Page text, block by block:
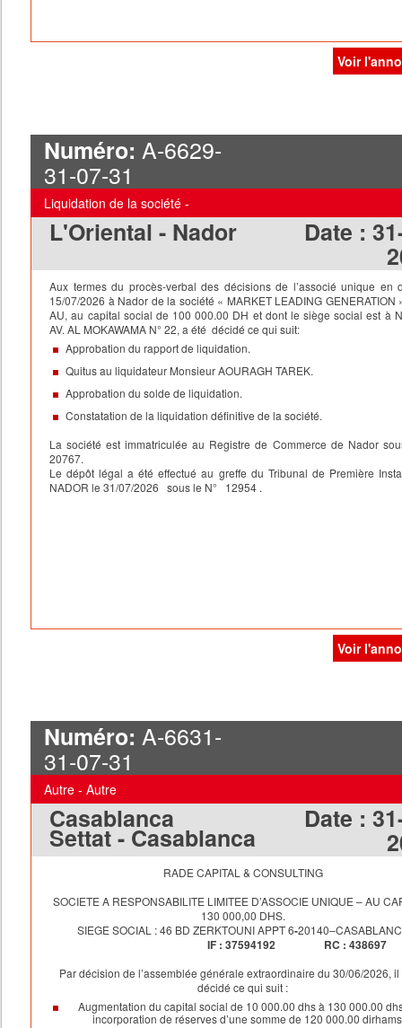
Voir
Numéro: A-6629-
31-07-31
Liquidation de la société -
L'Oriental - Nador Date :
Aux termes du procès-verbal des décisions de l’associé unique en
15/07/2026 à Nador de la société « MARKET LEADING GENERATION
AU, au capital social de 100 000.00 DH et dont le siège social est à
AV. AL MOKAWAMA N° 22, a été décidé ce qui suit:
Approbation du rapport de liquidation.
Quitus au liquidateur Monsieur AOURAGH TAREK.
Approbation du solde de liquidation.
Constatation de la liquidation définitive de la société.
La société est immatriculée au Registre de Commerce de Nador
20767.
Le dépôt légal a été effectué au greffe du Tribunal de Première
NADOR le 31/07/2026 sous le N° 12954 .
Voir
Numéro: A-6631-
31-07-31
Autre - Autre
Casablanca
Settat - Casablanca
Date :
RADE CAPITAL & CONSULTING
SOCIETE A RESPONSABILITE LIMITEE D’ASSOCIE UNIQUE – AU
130 000,00 DHS.
SIEGE SOCIAL :46 BD ZERKTOUNI APPT 6-20140–
IF : 37594192 RC : 438697
Par décision de l’assemblée générale extraordinaire du 30/06/2026,
décidé ce qui suit :
Augmentation du capital social de 10 000.00 dhs à 130 000.00
incorporation de réserves d’une somme de 120 000.00